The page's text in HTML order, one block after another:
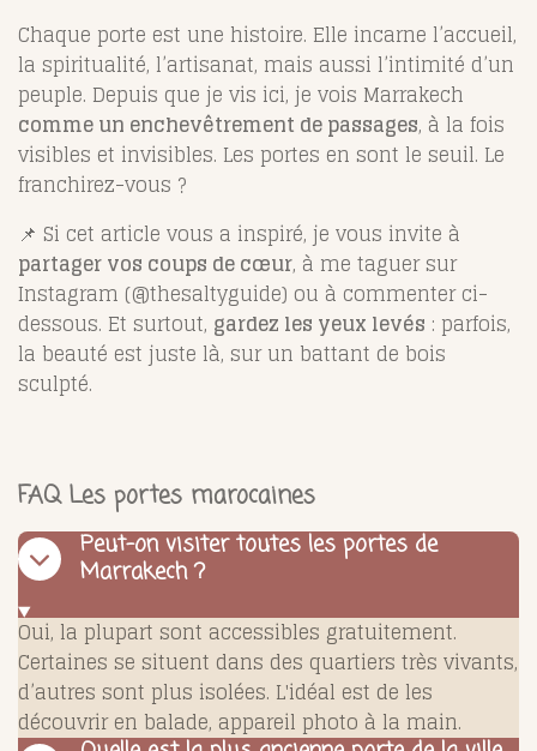
Chaque porte est une histoire. Elle incarne l’accueil,
la spiritualité, l’artisanat, mais aussi l’intimité d’un
peuple. Depuis que je vis ici, je vois Marrakech
comme un enchevêtrement de passages, à la fois
visibles et invisibles. Les portes en sont le seuil. Le
franchirez-vous ?
📌 Si cet article vous a inspiré, je vous invite à
partager vos coups de cœur, à me taguer sur
Instagram (@thesaltyguide) ou à commenter ci-
dessous. Et surtout, gardez les yeux levés : parfois,
la beauté est juste là, sur un battant de bois
sculpté.
FAQ Les portes marocaines
Peut-on visiter toutes les portes de
Marrakech ?
Oui, la plupart sont accessibles gratuitement.
Certaines se situent dans des quartiers très vivants,
d’autres sont plus isolées. L'idéal est de les
découvrir en balade, appareil photo à la main.